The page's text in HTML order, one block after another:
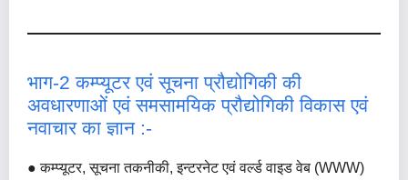
भाग-2 कम्प्यूटर एवं सूचना प्रौद्योगिकी की
अवधारणाओं एवं समसामयिक प्रौद्योगिकी विकास एवं
नवाचार का ज्ञान :-
● कम्प्यूटर, सूचना तकनीकी, इन्टरनेट एवं वर्ल्ड वाइड वेब (WWW)